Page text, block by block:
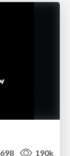
698 190k